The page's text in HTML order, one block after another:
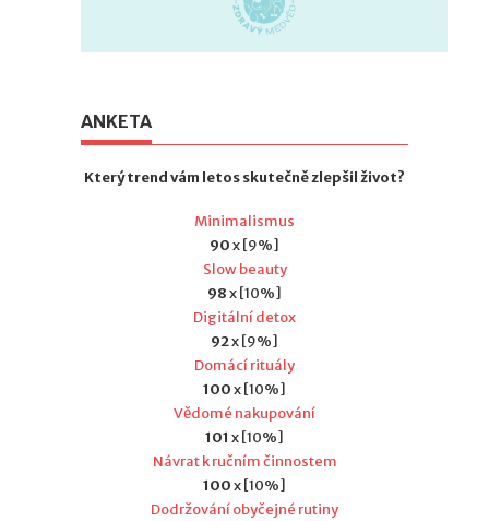
ANKETA
Který trend vám letos skutečně zlepšil život?
Minimalismus
90x [9%]
Slow beauty
98x [10%]
Digitální detox
92x [9%]
Domácí rituály
100x [10%]
Vědomé nakupování
101 x [10%]
Návrat k ručním činnostem
100x [10%]
Dodržování obyčejné rutiny